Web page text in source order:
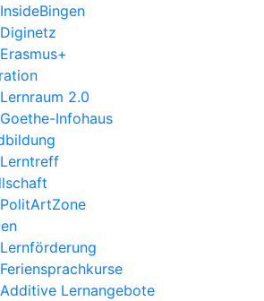
InsideBingen
Diginetz
Erasmus+
Lernraum 2.0
Goethe-Infohaus
Lerntreff
PolitArtZone
Lernförderung
Feriensprachkurse
Additive Lernangebote